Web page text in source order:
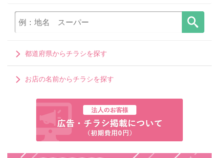
都道府県からチラシを探す
お店の名前からチラシを探す